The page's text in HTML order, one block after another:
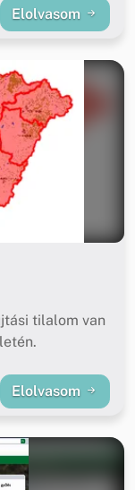
Elolvasom
tilalom van
Elolvasom